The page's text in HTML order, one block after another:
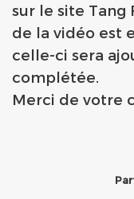
sur le site Tang
de la vidéo est
celle-ci sera
complétée.
Merci de votre